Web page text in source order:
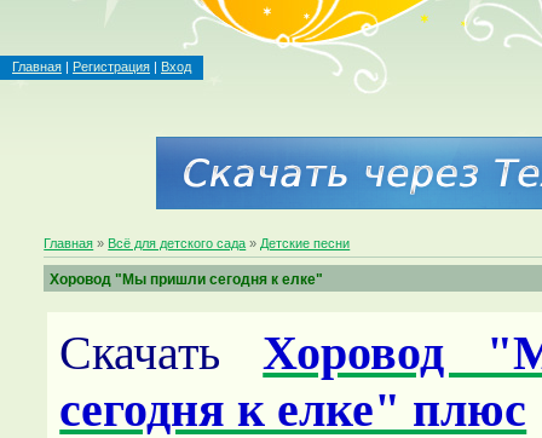
Главная | Регистрация | Вход
Главная » Всё для детского сада » Детские песни
Хоровод "Мы пришли сегодня к елке"
СкачатьХоровод
сегодня к елке" плюс